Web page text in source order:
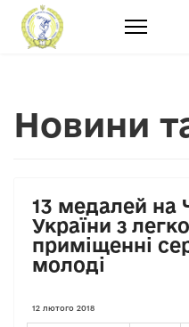
Новини
13 медалей на
України з
приміщенні
молоді
12 лютого 2018